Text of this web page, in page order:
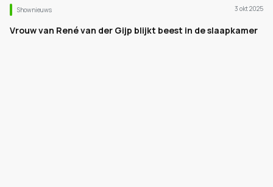
Shownieuws 3 okt 2025
Vrouw van René van der Gijp blijkt beest in de slaapkamer